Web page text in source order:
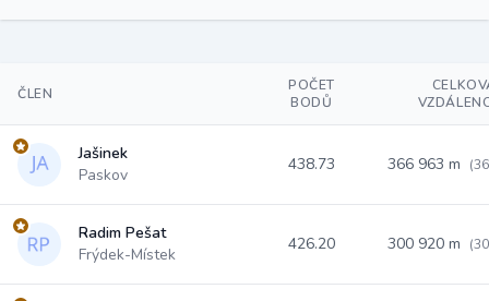
ČLEN
POČET
BODŮ
Jašinek
Paskov
438.73 366 963 m
Radim Pešat
Frýdek-Místek
426.20 300 920 m